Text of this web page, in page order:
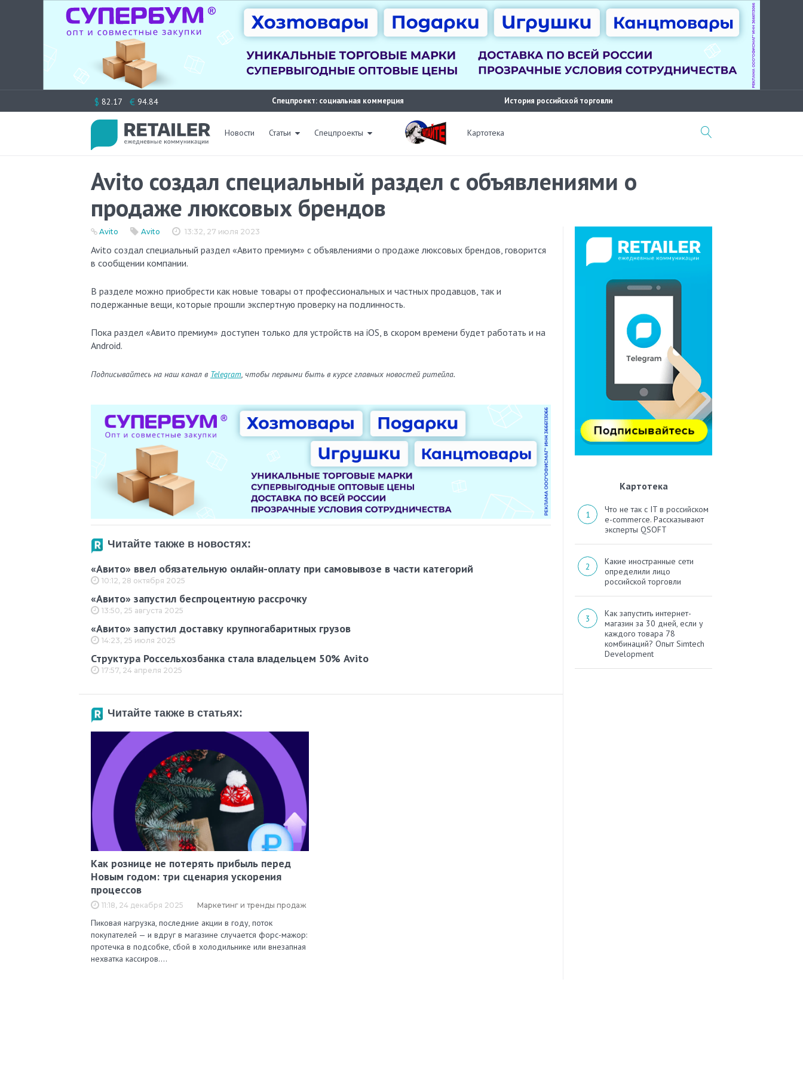
к
$ 82.17 € 94.84 Спецпроект: социальная коммерция История российской торговли
Новости Статьи Спецпроекты Картотека
Avito создал специальный раздел с объявлениями о
продаже люксовых брендов
13:32, 27 июля 2023
Avito Avito
Avito создал специальный раздел «Авито премиум» с объявлениями о продаже люксовых брендов, говорится
в сообщении компании.
В разделе можно приобрести как новые товары от профессиональных и частных продавцов, так и
подержанные вещи, которые прошли экспертную проверку на подлинность.
Пока раздел «Авито премиум» доступен только для устройств на iOS, в скором времени будет работать и на
Android.
Подписывайтесь на наш канал в Telegram, чтобы первыми быть в курсе главных новостей ритейла.
Читайте также в новостях:
«Авито» ввел обязательную онлайн-оплату при самовывозе в части категорий
10:12, 28 октября 2025
«Авито» запустил беспроцентную рассрочку
13:50, 25 августа 2025
«Авито» запустил доставку крупногабаритных грузов
14:23, 25 июля 2025
Структура Россельхозбанка стала владельцем 50% Avito
17:57, 24 апреля 2025
Читайте также в статьях:
Как рознице не потерять прибыль перед
Новым годом: три сценария ускорения
процессов
11:18, 24 декабря 2025 Маркетинг и тренды продаж
Пиковая нагрузка, последние акции в году, поток
покупателей — и вдруг в магазине случается форс-мажор:
протечка в подсобке, сбой в холодильнике или внезапная
нехватка кассиров.…
Картотека
Что не так с IT в российском
e-commerce. Рассказывают
эксперты QSOFT
Какие иностранные сети
определили лицо
российской торговли
Как запустить интернет-
магазин за 30 дней, если у
каждого товара 78
комбинаций? Опыт Simtech
Development